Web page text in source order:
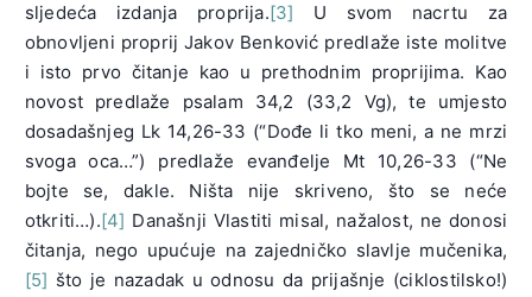
sljedeća izdanja proprija.[3] U svom nacrtu za
obnovljeni proprij Jakov Benković predlaže iste molitve
i isto prvo čitanje kao u prethodnim proprijima. Kao
novost predlaže psalam 34,2 (33,2 Vg), te umjesto
dosadašnjeg Lk 14,26-33 (“Dođe li tko meni, a ne mrzi
svoga oca…”) predlaže evanđelje Mt 10,26-33 (“Ne
bojte se, dakle. Ništa nije skriveno, što se neće
otkriti…).[4] Današnji Vlastiti misal, nažalost, ne donosi
čitanja, nego upućuje na zajedničko slavlje mučenika,
[5] što je nazadak u odnosu da prijašnje (ciklostilsko!)